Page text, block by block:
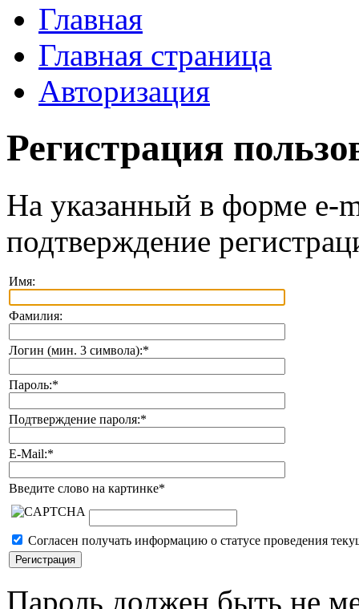
Главная
Главная страница
Авторизация
Регистрация
На указанный в форме e-
подтверждение
Имя:
Фамилия:
Логин (мин. 3 символа):*
Пароль:*
Подтверждение пароля:*
E-Mail:*
Введите слово на картинке*
Согласен получать информацию о статусе проведения
Пароль должен быть не